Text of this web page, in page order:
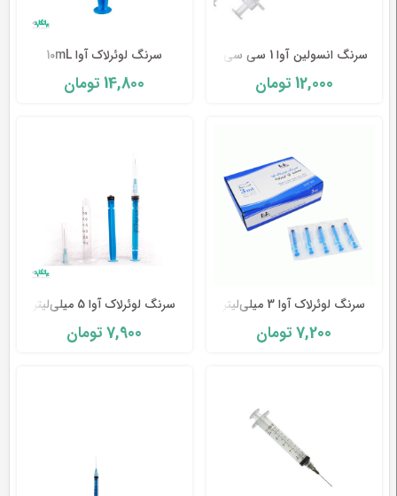
انواع سرنگ
سرنگ ساده :
نوعی سرنگ یکبار مصرف به حساب می آید
که معمولاً از سرنگ ساده برای تزریق مواد دارویی به بدن و
گرفتن نمونه خون در آزمایشگاه ها استفاده می شود.
سرنگ انسولین آوا 1 سی سی گیج 30
12,000تومان
سرنگ لوئرلاک آوا 10mL
14,800 تومان
سرنگ لوئرلاک آوا 3 میلی‌لیتر
7,200 تومان
سرنگ لوئرلاک آوا 5 میلی‌لیتر
7,900 تومان